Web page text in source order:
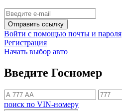
Отправить ссылку
Войти с помощью почты и пароля
Регистрация
Начать выбор авто
Введите Госномер
поиск по VIN-номеру